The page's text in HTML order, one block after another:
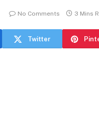
No Comments 3 Mins
Twitter